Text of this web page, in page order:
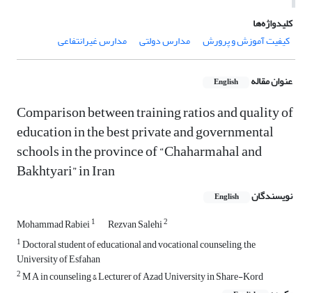
کلیدواژه‌ها
کیفیت آموزش و پرورش
مدارس دولتی مدارس غیرانتفاعی
عنوان مقاله English
Comparison between training ratios and quality of
education in the best private and governmental
schools in the province of “Chaharmahal and
Bakhtyari” in Iran
نویسندگان English
Mohammad Rabiei1 Rezvan Salehi2
1Doctoral student of educational and vocational counseling, the
University of Esfahan
2M A in counseling & Lecturer of Azad University in Share-Kord